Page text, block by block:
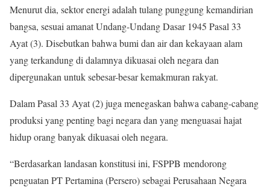
Menurut dia, sektor energi adalah tulang punggung kemandirian
bangsa, sesuai amanat Undang-Undang Dasar 1945 Pasal 33
Ayat (3). Disebutkan bahwa bumi dan air dan kekayaan alam
yang terkandung di dalamnya dikuasai oleh negara dan
dipergunakan untuk sebesar-besar kemakmuran rakyat.
Dalam Pasal 33 Ayat (2) juga menegaskan bahwa cabang-cabang
produksi yang penting bagi negara dan yang menguasai hajat
hidup orang banyak dikuasai oleh negara.
“Berdasarkan landasan konstitusi ini, FSPPB mendorong
penguatan PT Pertamina (Persero) sebagai Perusahaan Negara